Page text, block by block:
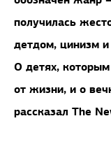
получилась
детдом, цинизм и
О детях,
от жизни, и о
рассказал The